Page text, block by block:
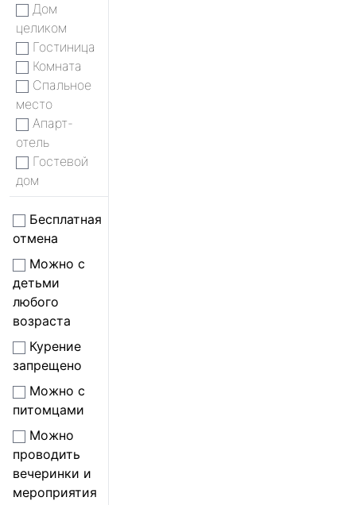
Дом
целиком
Гостиница
Комната
Спальное
место
Апарт-
отель
Гостевой
дом
Бесплатная
отмена
Можно с
детьми
любого
возраста
Курение
запрещено
Можно с
питомцами
Можно
проводить
вечеринки и
мероприятия